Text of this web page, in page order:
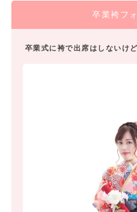
卒業袴フ
卒業式に袴で出席はしないけ